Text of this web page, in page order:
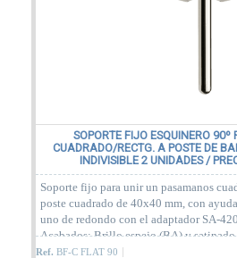
SOPORTE FIJO ESQUINERO
CUADRADO/RECTG. A POSTE DE
INDIVISIBLE 2 UNIDADES /
Soporte fijo para unir un pasamanos
poste cuadrado de 40x40 mm, con
uno de redondo con el adaptador SA-
Acabados: Brillo espejo (BA) y satinado
Ref. BF-C FLAT 90